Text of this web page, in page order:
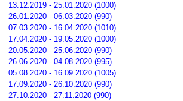
13.12.2019 - 25.01.2020 (1000)
26.01.2020 - 06.03.2020 (990)
07.03.2020 - 16.04.2020 (1010)
17.04.2020 - 19.05.2020 (1000)
20.05.2020 - 25.06.2020 (990)
26.06.2020 - 04.08.2020 (995)
05.08.2020 - 16.09.2020 (1005)
17.09.2020 - 26.10.2020 (990)
27.10.2020 - 27.11.2020 (990)